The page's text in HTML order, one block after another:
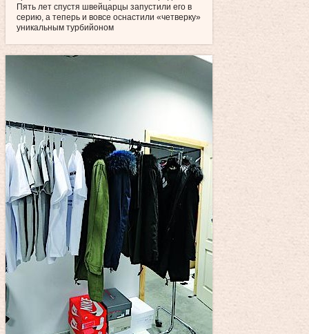
Пять лет спустя швейцарцы запустили его в
серию, а теперь и вовсе оснастили «четверку»
уникальным турбийоном